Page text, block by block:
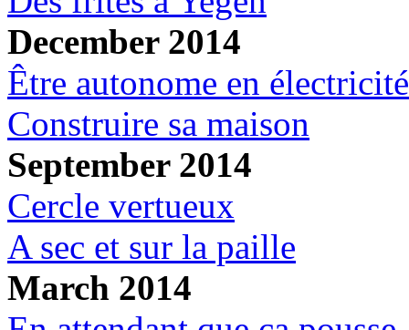
December 2014
Être autonome en électricité
Construire sa maison
September 2014
Cercle vertueux
A sec et sur la paille
March 2014